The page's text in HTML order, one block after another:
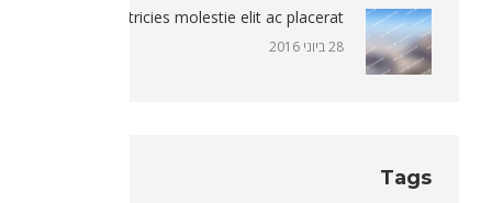
Cras ultricies molestie elit ac placerat
28 ביוני 2016
Tags